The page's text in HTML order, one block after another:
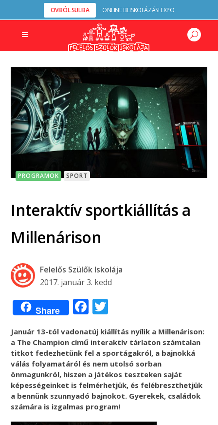
OVIBÓL SULIBA ONLINE BEISKOLÁZÁSI EXPO
PROGRAMOK SPORT
Interaktív sportkiállítás a
Millenárison
Felelős Szülők Iskolája
2017. január 3. kedd
Share Facebook
Január 13-tól vadonatúj kiállítás nyílik a Millenárison:
a The Champion című interaktív tárlaton számtalan
titkot fedezhetünk fel a sportágakról, a bajnokká
válás folyamatáról és nem utolsó sorban
önmagunkról, hiszen a játékos teszteken saját
képességeinket is felmérhetjük, és felébreszthetjük
a bennünk szunnyadó bajnokot. Gyerekek, családok
számára is izgalmas program!